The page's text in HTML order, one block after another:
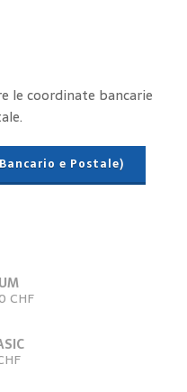
le coordinate bancarie
e Postale)
CHF